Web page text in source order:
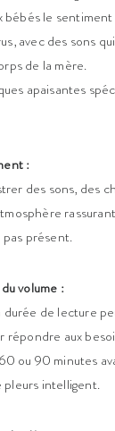
bébés le
avec des sons
de la mère.
apaisantes
:
des sons, des
pas présent.
volume :
durée de lecture
répondre aux
ou 90 minutes
intelligent.